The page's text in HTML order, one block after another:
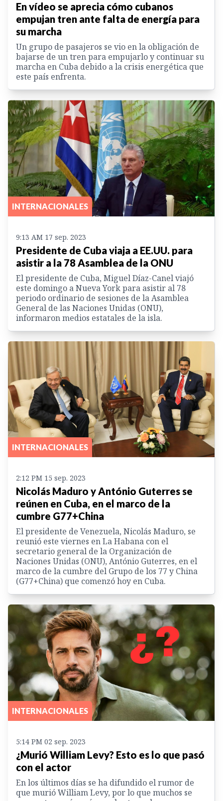
En vídeo se aprecia cómo cubanos
empujan tren ante falta de energía para
su marcha
Un grupo de pasajeros se vio en la obligación de
bajarse de un tren para empujarlo y continuar su
marcha en Cuba debido a la crisis energética que
este país enfrenta.
INTERNACIONALES
9:13 AM 17 sep. 2023
Presidente de Cuba viaja a EE.UU. para
asistir a la 78 Asamblea de la ONU
El presidente de Cuba, Miguel Díaz-Canel viajó
este domingo a Nueva York para asistir al 78
periodo ordinario de sesiones de la Asamblea
General de las Naciones Unidas (ONU),
informaron medios estatales de la isla.
INTERNACIONALES
2:12 PM 15 sep. 2023
Nicolás Maduro y António Guterres se
reúnen en Cuba, en el marco de la
cumbre G77+China
El presidente de Venezuela, Nicolás Maduro, se
reunió este viernes en La Habana con el
secretario general de la Organización de
Naciones Unidas (ONU), António Guterres, en el
marco de la cumbre del Grupo de los 77 y China
(G77+China) que comenzó hoy en Cuba.
INTERNACIONALES
5:14 PM 02 sep. 2023
¿Murió William Levy? Esto es lo que pasó
con el actor
En los últimos días se ha difundido el rumor de
que murió William Levy, por lo que muchos se